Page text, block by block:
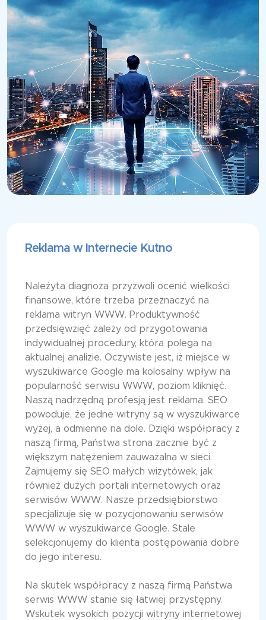
Reklama w Internecie Kutno
Należyta diagnoza przyzwoli ocenić wielkości
finansowe, które trzeba przeznaczyć na
reklama witryn WWW. Produktywność
przedsięwzięć zależy od przygotowania
indywidualnej procedury, która polega na
aktualnej analizie. Oczywiste jest, iż miejsce w
wyszukiwarce Google ma kolosalny wpływ na
popularność serwisu WWW, poziom kliknięć.
Naszą nadrzędną profesją jest reklama. SEO
powoduje, że jedne witryny są w wyszukiwarce
wyżej, a odmienne na dole. Dzięki współpracy z
naszą firmą, Państwa strona zacznie być z
większym natężeniem zauważalna w sieci.
Zajmujemy się SEO małych wizytówek, jak
również dużych portali internetowych oraz
serwisów WWW. Nasze przedsiębiorstwo
specjalizuje się w pozycjonowaniu serwisów
WWW w wyszukiwarce Google. Stale
selekcjonujemy do klienta postępowania dobre
do jego interesu.
Na skutek współpracy z naszą firmą Państwa
serwis WWW stanie się łatwiej przystępny.
Wskutek wysokich pozycji witryny internetowej